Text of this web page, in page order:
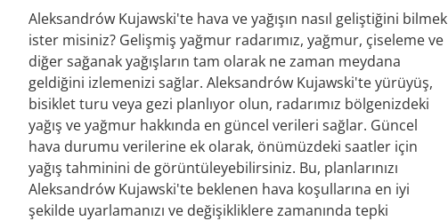
Aleksandrów Kujawski'te hava ve yağışın nasıl geliştiğini bilmek
ister misiniz? Gelişmiş yağmur radarımız, yağmur, çiseleme ve
diğer sağanak yağışların tam olarak ne zaman meydana
geldiğini izlemenizi sağlar. Aleksandrów Kujawski'te yürüyüş,
bisiklet turu veya gezi planlıyor olun, radarımız bölgenizdeki
yağış ve yağmur hakkında en güncel verileri sağlar. Güncel
hava durumu verilerine ek olarak, önümüzdeki saatler için
yağış tahminini de görüntüleyebilirsiniz. Bu, planlarınızı
Aleksandrów Kujawski'te beklenen hava koşullarına en iyi
şekilde uyarlamanızı ve değişikliklere zamanında tepki